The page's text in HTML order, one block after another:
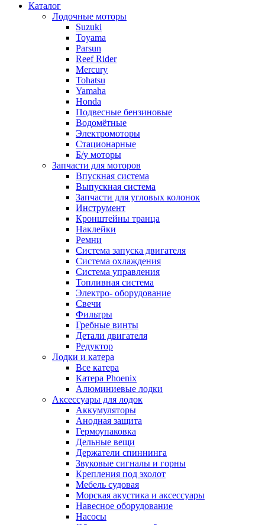
Каталог
Лодочные моторы
Suzuki
Toyama
Parsun
Reef Rider
Mercury
Tohatsu
Yamaha
Honda
Подвесные бензиновые
Водомётные
Электромоторы
Стационарные
Б/у моторы
Запчасти для моторов
Впускная система
Выпускная система
Запчасти для угловых колонок
Инструмент
Кронштейны транца
Наклейки
Ремни
Система запуска двигателя
Система охлаждения
Система управления
Топливная система
Электро- оборудование
Свечи
Фильтры
Гребные винты
Детали двигателя
Редуктор
Лодки и катера
Все катера
Катера Phoenix
Алюминиевые лодки
Аксессуары для лодок
Аккумуляторы
Анодная защита
Гермоупаковка
Дельные вещи
Держатели спиннинга
Звуковые сигналы и горны
Крепления под эхолот
Мебель судовая
Морская акустика и аксессуары
Навесное оборудование
Насосы